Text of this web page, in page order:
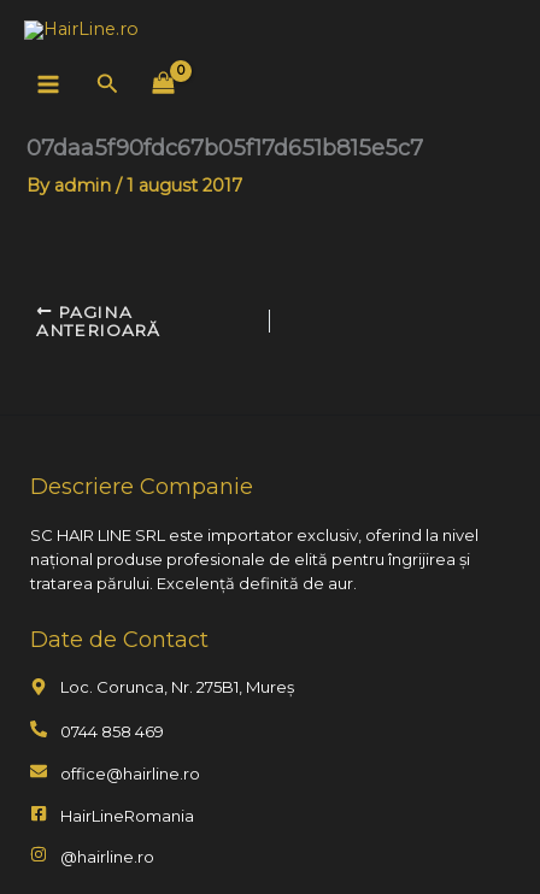
content
Search
07daa5f90fdc67b05f17d651b815e5c7
By admin/1 august 2017
PAGINA
ANTERIOARĂ
Descriere Companie
SC HAIR LINE SRL este importator exclusiv, oferind la nivel
național produse profesionale de elită pentru îngrijirea și
tratarea părului. Excelență definită de aur.
Date de Contact
Loc. Corunca, Nr. 275B1, Mureș
0744 858 469
office@hairline.ro
HairLineRomania
@hairline.ro